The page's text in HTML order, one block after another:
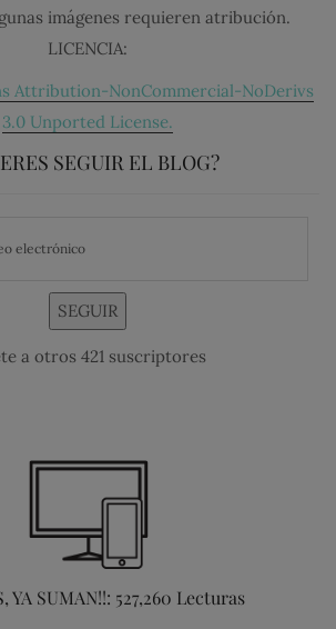
imágenes requieren atribución.
LICENCIA:
Attribution-NonCommercial-NoDerivs
3.0 Unported License.
SEGUIR EL BLOG?
SEGUIR
a otros 421 suscriptores
YA SUMAN!!: 527,260 Lecturas